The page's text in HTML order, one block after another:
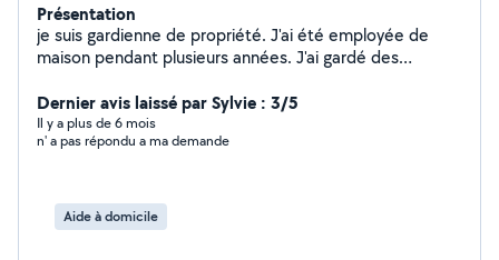
Présentation
je suis gardienne de propriété. J'ai été employée de
maison pendant plusieurs années. J'ai gardé des
chambre d'hôtes
Dernier avis laissé par Sylvie : 3/5
Il y a plus de 6 mois
n' a pas répondu a ma demande
Aide à domicile